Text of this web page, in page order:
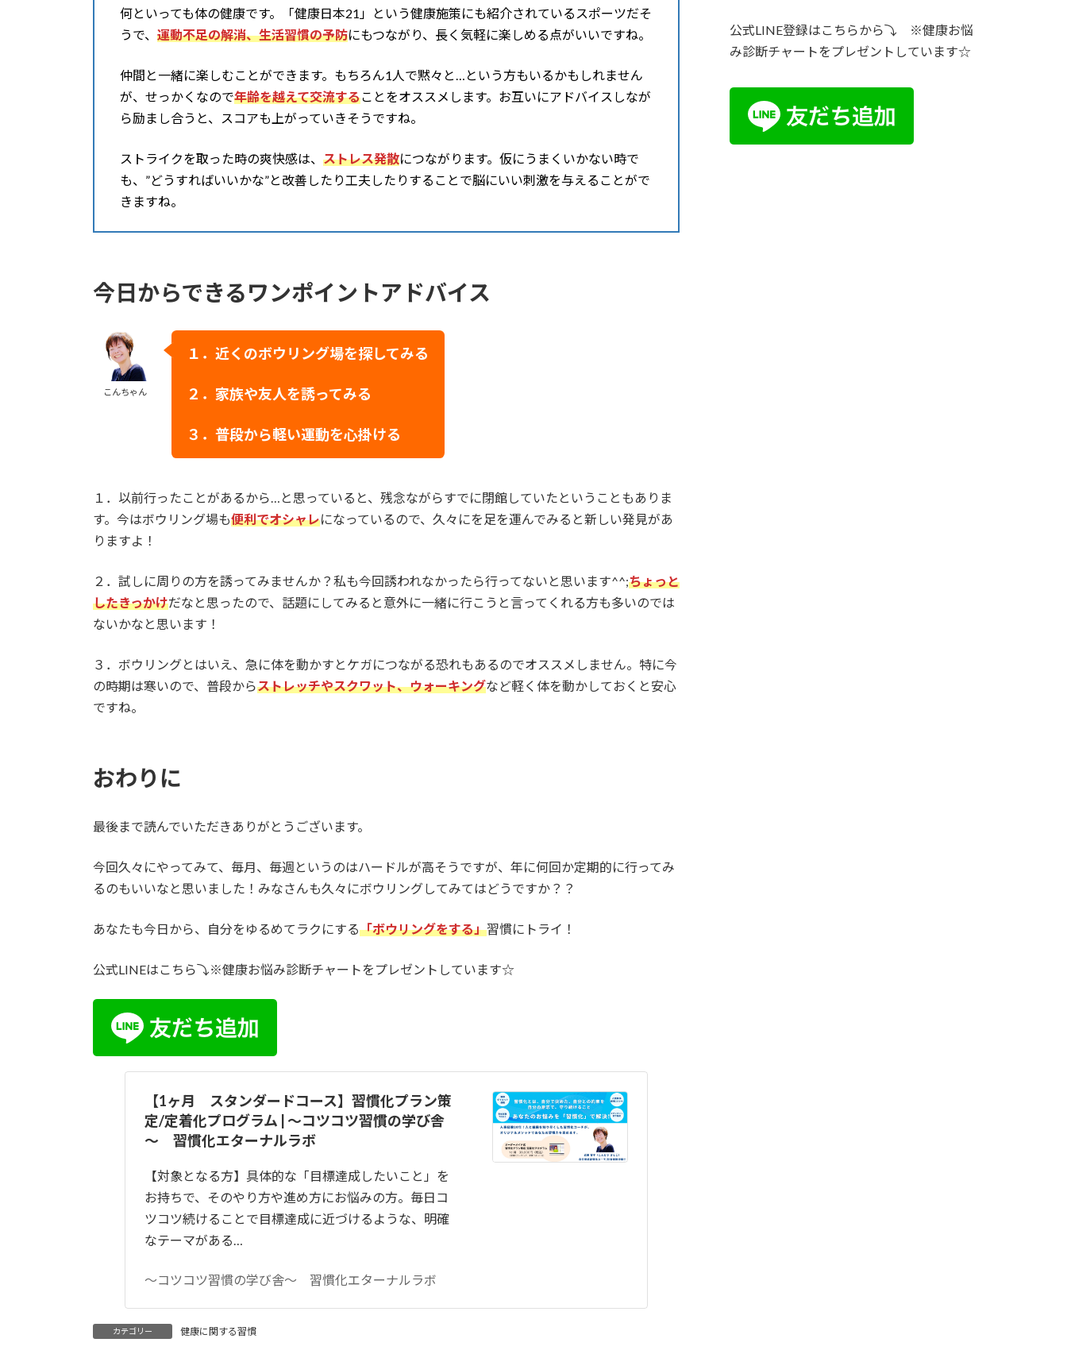
何といっても体の健康です。「健康日本21」という健康施策にも紹介されているスポーツだそ
うで、 運動不足の解消、生活習慣の予防にもつながり、長く気軽に楽しめる点がいいですね。
仲間と一緒に楽しむことができます。もちろん1人で黙々と…という方もいるかもしれません
が、せっかくなので年齢を越えて交流することをオススメします。お互いにアドバイスしなが
ら励まし合うと、スコアも上がっていきそうですね。
ストライクを取った時の爽快感は、 ストレス発散につながります。仮にうまくいかない時で
も、”どうすればいいかな”と改善したり工夫したりすることで脳にいい刺激を与えることがで
きますね。
今日からできるワンポイントアドバイス
こんちゃん
１．近くのボウリング場を探してみる
２．家族や友人を誘ってみる
３．普段から軽い運動を心掛ける
１．以前行ったことがあるから…と思っていると、残念ながらすでに閉館していたということもありま
す。今はボウリング場も便利でオシャレになっているので、久々にを足を運んでみると新しい発見があ
りますよ！
２．試しに周りの方を誘ってみませんか？私も今回誘われなかったら行ってないと思います^^;ちょっと
したきっかけだなと思ったので、話題にしてみると意外に一緒に行こうと言ってくれる方も多いのでは
ないかなと思います！
３．ボウリングとはいえ、急に体を動かすとケガにつながる恐れもあるのでオススメしません。特に今
の時期は寒いので、普段からストレッチやスクワット、ウォーキングなど軽く体を動かしておくと安心
ですね。
おわりに
最後まで読んでいただきありがとうございます。
今回久々にやってみて、毎月、毎週というのはハードルが高そうですが、年に何回か定期的に行ってみ
るのもいいなと思いました！みなさんも久々にボウリングしてみてはどうですか？？
あなたも今日から、自分をゆるめてラクにする「ボウリングをする」習慣にトライ！
公式LINEはこちら⤵※健康お悩み診断チャートをプレゼントしています☆
【1ヶ月 スタンダードコース】習慣化プラン策
定/定着化プログラム | ～コツコツ習慣の学び舎
～ 習慣化エターナルラボ
【対象となる方】具体的な「目標達成したいこと」を
お持ちで、そのやり方や進め方にお悩みの方。毎日コ
ツコツ続けることで目標達成に近づけるような、明確
なテーマがある…
～コツコツ習慣の学び舎～ 習慣化エターナルラボ
カテゴリー 健康に関する習慣
公式LINE登録はこちらから⤵ ※健康お悩
み診断チャートをプレゼントしています☆